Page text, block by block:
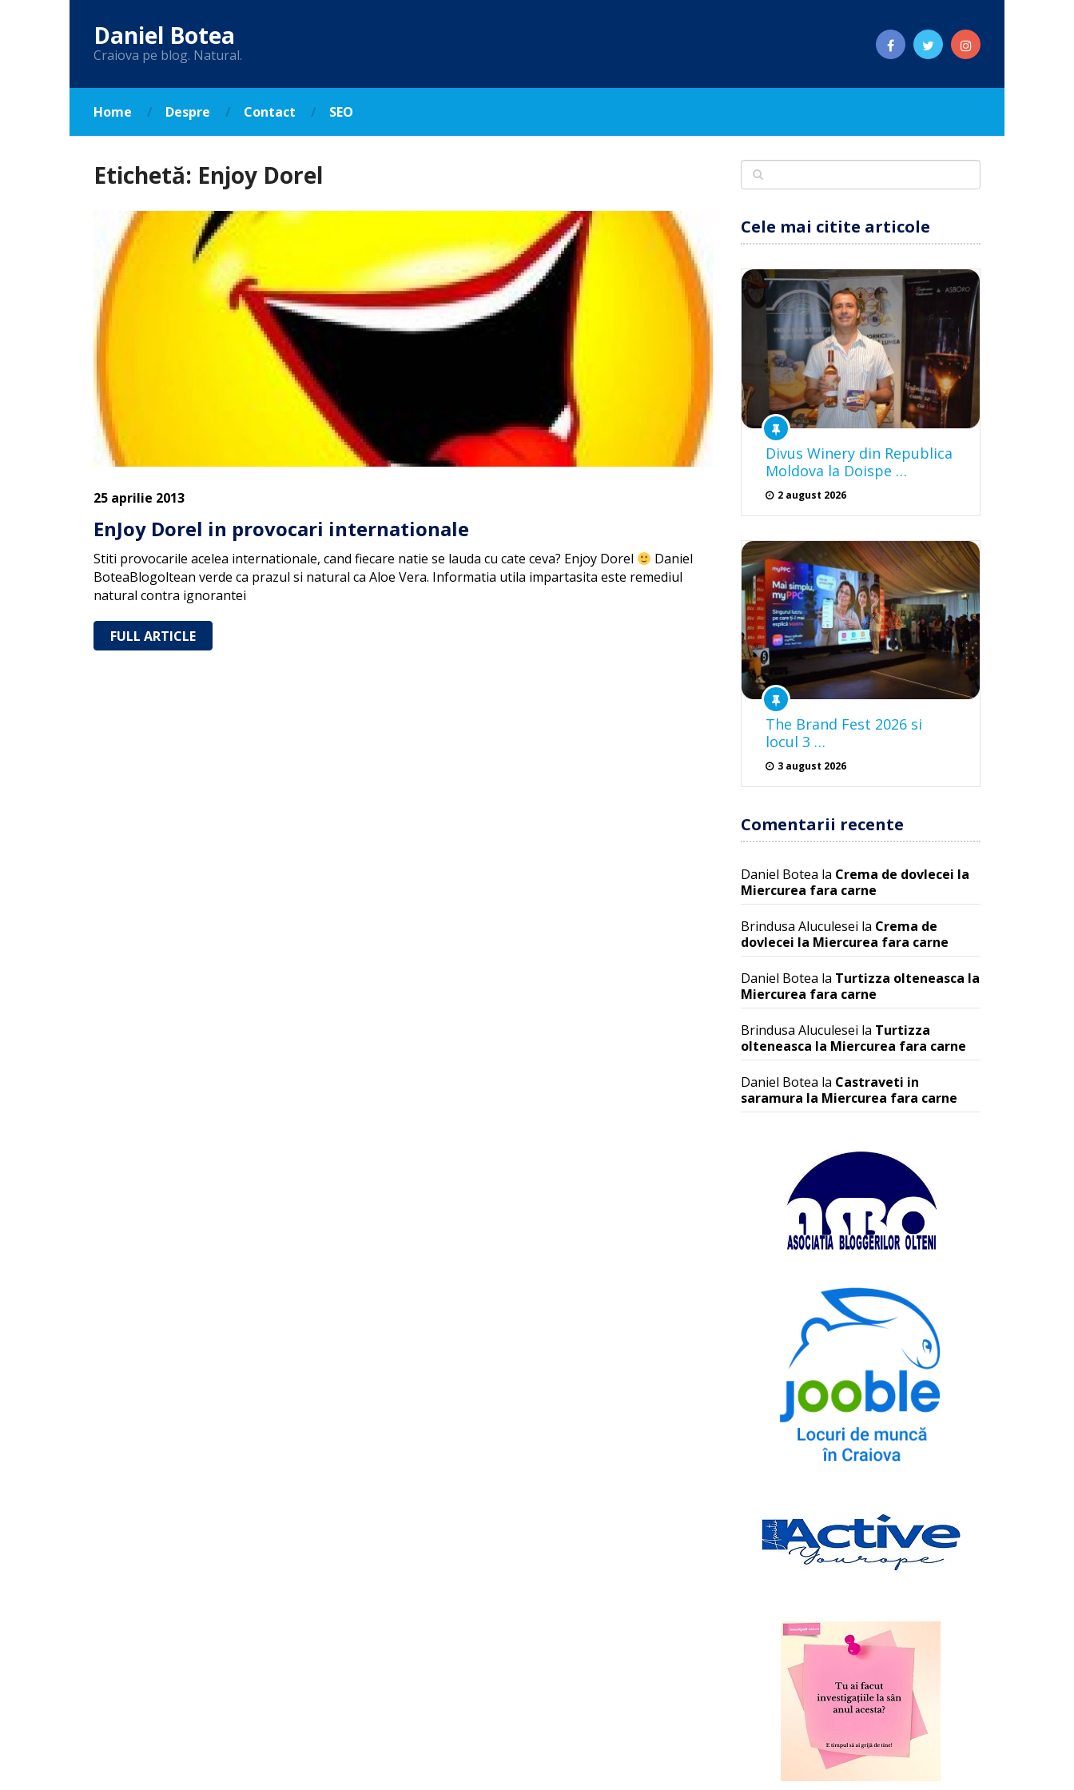
Daniel Botea
Craiova pe blog. Natural.
Home Despre Contact SEO
Etichetă: Enjoy Dorel
25 aprilie 2013
EnJoy Dorel in provocari internationale
Stiti provocarile acelea internationale, cand fiecare natie se lauda cu cate ceva? Enjoy Dorel
Daniel
BoteaBlogoltean verde ca prazul si natural ca Aloe Vera. Informatia utila impartasita este remediul
natural contra ignorantei
FULL ARTICLE
Cele mai citite articole
Divus Winery din Republica
Moldova la Doispe …
2 august 2026
The Brand Fest 2026 si
locul 3 …
3 august 2026
Comentarii recente
Daniel Botea la Crema de dovlecei la
Miercurea fara carne
Brindusa Aluculesei la Crema de
dovlecei la Miercurea fara carne
Daniel Botea la Turtizza olteneasca la
Miercurea fara carne
Brindusa Aluculesei la Turtizza
olteneasca la Miercurea fara carne
Daniel Botea la Castraveti in
saramura la Miercurea fara carne